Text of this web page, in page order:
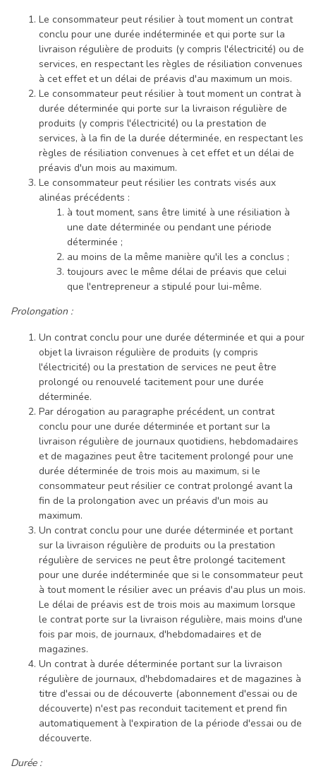
Le consommateur peut résilier à tout moment un contrat
conclu pour une durée indéterminée et qui porte sur la
livraison régulière de produits (y compris l'électricité) ou de
services, en respectant les règles de résiliation convenues
à cet effet et un délai de préavis d'au maximum un mois.
Le consommateur peut résilier à tout moment un contrat à
durée déterminée qui porte sur la livraison régulière de
produits (y compris l'électricité) ou la prestation de
services, à la fin de la durée déterminée, en respectant les
règles de résiliation convenues à cet effet et un délai de
préavis d'un mois au maximum.
Le consommateur peut résilier les contrats visés aux
alinéas précédents :
à tout moment, sans être limité à une résiliation à
une date déterminée ou pendant une période
déterminée ;
au moins de la même manière qu'il les a conclus ;
toujours avec le même délai de préavis que celui
que l'entrepreneur a stipulé pour lui-même.
Prolongation :
Un contrat conclu pour une durée déterminée et qui a pour
objet la livraison régulière de produits (y compris
l'électricité) ou la prestation de services ne peut être
prolongé ou renouvelé tacitement pour une durée
déterminée.
Par dérogation au paragraphe précédent, un contrat
conclu pour une durée déterminée et portant sur la
livraison régulière de journaux quotidiens, hebdomadaires
et de magazines peut être tacitement prolongé pour une
durée déterminée de trois mois au maximum, si le
consommateur peut résilier ce contrat prolongé avant la
fin de la prolongation avec un préavis d'un mois au
maximum.
Un contrat conclu pour une durée déterminée et portant
sur la livraison régulière de produits ou la prestation
régulière de services ne peut être prolongé tacitement
pour une durée indéterminée que si le consommateur peut
à tout moment le résilier avec un préavis d'au plus un mois.
Le délai de préavis est de trois mois au maximum lorsque
le contrat porte sur la livraison régulière, mais moins d'une
fois par mois, de journaux, d'hebdomadaires et de
magazines.
Un contrat à durée déterminée portant sur la livraison
régulière de journaux, d'hebdomadaires et de magazines à
titre d'essai ou de découverte (abonnement d'essai ou de
découverte) n'est pas reconduit tacitement et prend fin
automatiquement à l'expiration de la période d'essai ou de
découverte.
Durée :